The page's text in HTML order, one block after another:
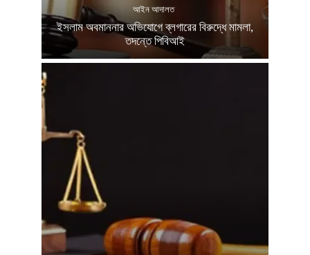
আইন আদালত
ইসলাম অবমাননার অভিযোগে ব্লগারের বিরুদ্ধে মামলা,
তদন্তে পিবিআই